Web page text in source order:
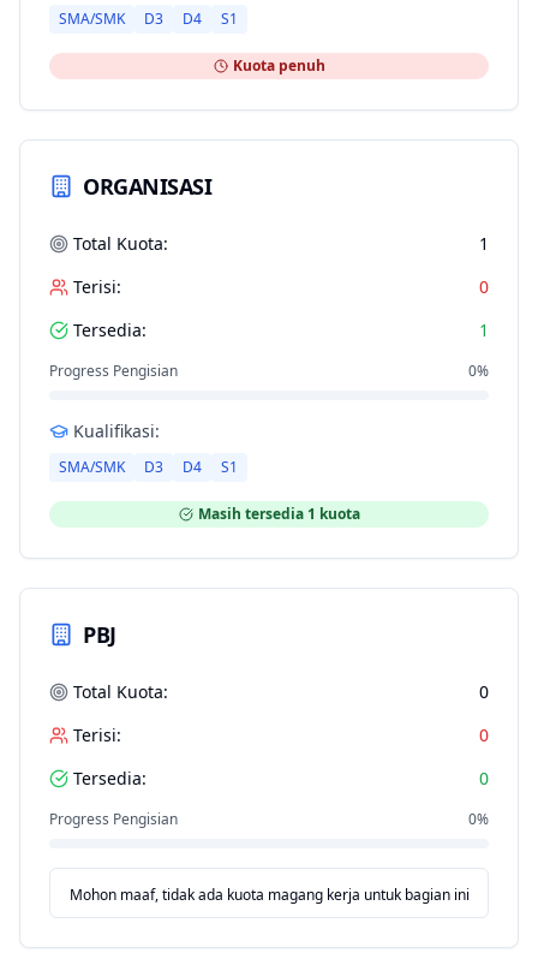
SMA/SMK D3 D4 S1
Kuota penuh
ORGANISASI
Total Kuota:
1
Terisi:
0
Tersedia:
1
Progress Pengisian 0%
Kualifikasi:
SMA/SMK D3 D4 S1
Masih tersedia 1 kuota
PBJ
Total Kuota:
0
Terisi:
0
Tersedia:
0
Progress Pengisian 0%
Mohon maaf, tidak ada kuota magang kerja untuk bagian ini